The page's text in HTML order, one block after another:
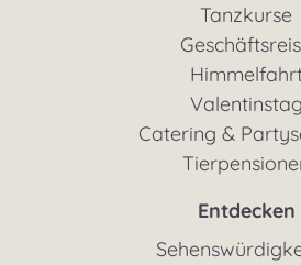
Tanzkurse
Valentinstag
Catering &
Entdecken